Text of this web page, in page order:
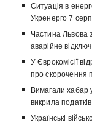
Ситуація в
Укренерго 7
Частина Львова
аварійне
У Єврокомісії
про скорочення
Вимагали хабар
викрила
Українські